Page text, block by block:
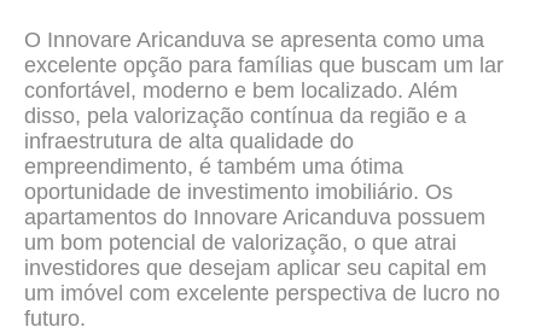
O Innovare Aricanduva se apresenta como uma
excelente opção para famílias que buscam um lar
confortável, moderno e bem localizado. Além
disso, pela valorização contínua da região e a
infraestrutura de alta qualidade do
empreendimento, é também uma ótima
oportunidade de investimento imobiliário. Os
apartamentos do Innovare Aricanduva possuem
um bom potencial de valorização, o que atrai
investidores que desejam aplicar seu capital em
um imóvel com excelente perspectiva de lucro no
futuro.